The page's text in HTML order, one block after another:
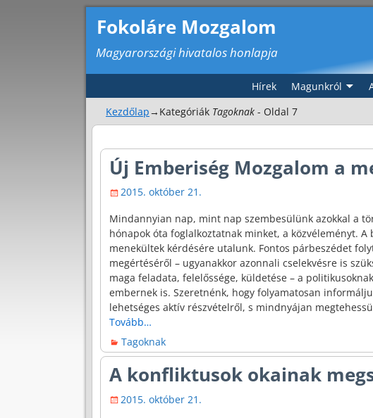
Fokoláre Mozgalom
Magyarországi hivatalos honlapja
Hírek Magunkról
Kezdőlap→Kategóriák Tagoknak - Oldal 7
Bejegyzés navigáció
Új Emberiség Mozgalom a
2015. október 21.
Mindannyian nap, mint nap szembesülünk azokkal a
hónapok óta foglalkoztatnak minket, a közvéleményt.
menekültek kérdésére utalunk. Fontos párbeszédet
megértéséről – ugyanakkor azonnali cselekvésre is
maga feladata, felelőssége, küldetése – a
embernek is. Szeretnénk, hogy folyamatosan
lehetséges aktív részvételről, s mindnyájan
Tovább…
Tagoknak
A konfliktusok okainak
2015. október 21.